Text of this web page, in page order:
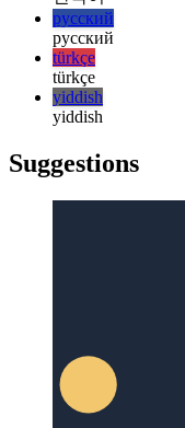
日本語
한국어
한국어
русский
русский
türkçe
yiddish
yiddish